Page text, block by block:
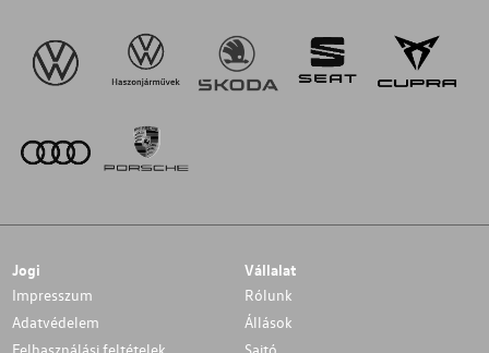
Jogi
Impresszum
Adatvédelem
Felhasználási feltételek
Vállalat
Rólunk
Állások
Sajtó